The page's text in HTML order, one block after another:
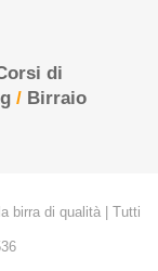
di
/ Birraio
birra di qualità | Tutti